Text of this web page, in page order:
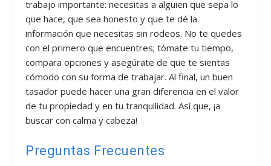
trabajo importante: necesitas a alguien que sepa lo
que hace, que sea honesto y que te dé la
información que necesitas sin rodeos. No te quedes
con el primero que encuentres; tómate tu tiempo,
compara opciones y asegúrate de que te sientas
cómodo con su forma de trabajar. Al final, un buen
tasador puede hacer una gran diferencia en el valor
de tu propiedad y en tu tranquilidad. Así que, ¡a
buscar con calma y cabeza!
Preguntas Frecuentes